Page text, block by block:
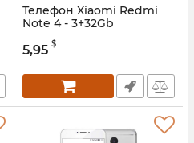
Телефон Xiaomi Redmi
Note 4 - 3+32Gb
5,95 $